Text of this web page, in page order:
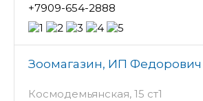
+7909-654-2888
Зоомагазин, ИП Федорович
Космодемьянская, 15 ст1